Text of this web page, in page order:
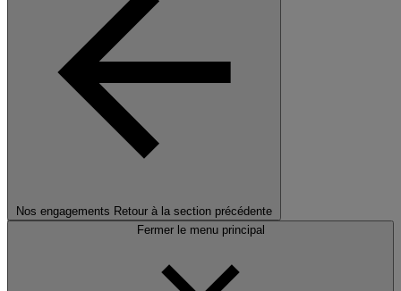
Nos engagements Retour à la section précédente
Fermer le menu principal